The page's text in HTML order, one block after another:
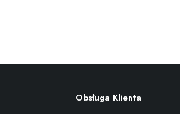
Obsługa Klienta